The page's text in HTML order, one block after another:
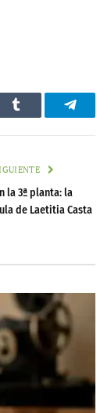
Tumblr
la 3ª planta: la
de Laetitia Casta